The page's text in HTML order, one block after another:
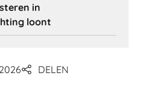
in
loont
DELEN